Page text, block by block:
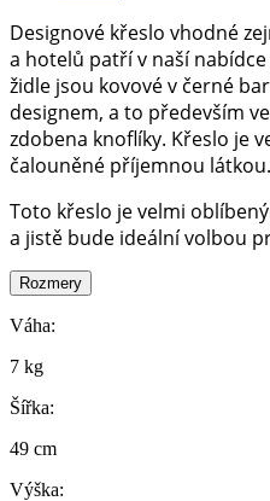
Designové křeslo vhodné
a hotelů patří v naší
židle jsou kovové v černé
designem, a to především
zdobena knoflíky. Křeslo je
čalouněné příjemnou látkou.
Toto křeslo je velmi
a jistě bude ideální volbou
Rozmery
Váha:
7 kg
Šířka:
49 cm
Výška: